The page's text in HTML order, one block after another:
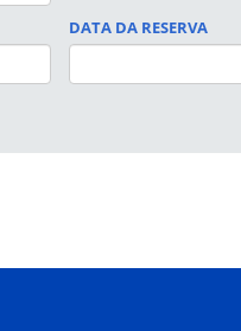
DATA DA RESERVA